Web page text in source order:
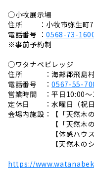
◯小牧展示場
住所 ：小牧市弥生町
電話番号 ：0568-73-
※事前予約制
◯ワタナベビレッジ
住所 ：海部郡飛島村
電話番号 ：0567-55-
営業時間 ：平日10:00
定休日 ：水曜日（祝日
会場内施設：【「天然木
【「天然木の家
【体感ハウス「マ
【天然木のショー
https://